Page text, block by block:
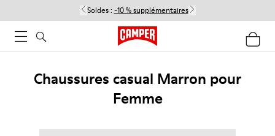
Soldes : -10 % supplémentaires
Chaussures casual Marron pour
Femme